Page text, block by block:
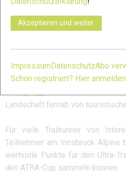
Distanzen mit 2.100
erkunden die Läufer einige der
begleitet von einem
schönsten Feriendörfer der
dieser beiden Strecken und
Landschaft fernab von
Für viele Trailrunner von
Teilnehmer am Innsbruck
wertvolle Punkte für den Ultra-
den ATRA-Cup sammeln können.
Akzeptieren und weiter
Impressum DatenschutzAbo
Schon registriert? Hier anmelden